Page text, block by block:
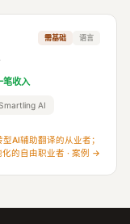
需基础 语言
笔收入
AI
AI辅助翻译的从业者；
的自由职业者 · 案例 →